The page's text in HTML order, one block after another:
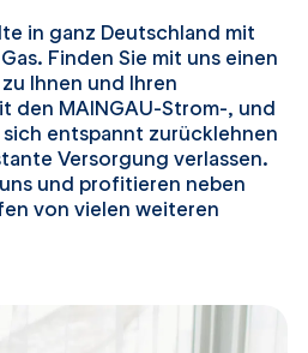
in ganz Deutschland mit
Finden Sie mit uns einen
Ihnen und Ihren
den MAINGAU-Strom-, und
entspannt zurücklehnen
Versorgung verlassen.
und profitieren neben
von vielen weiteren